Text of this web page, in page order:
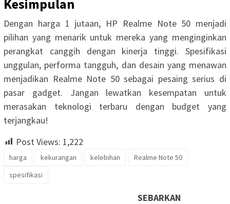
Kesimpulan
Dengan harga 1 jutaan, HP Realme Note 50 menjadi
pilihan yang menarik untuk mereka yang menginginkan
perangkat canggih dengan kinerja tinggi. Spesifikasi
unggulan, performa tangguh, dan desain yang menawan
menjadikan Realme Note 50 sebagai pesaing serius di
pasar gadget. Jangan lewatkan kesempatan untuk
merasakan teknologi terbaru dengan budget yang
terjangkau!
Post Views: 1,222
harga kekurangan kelebihan
Realme Note 50
spesifikasi
SEBARKAN